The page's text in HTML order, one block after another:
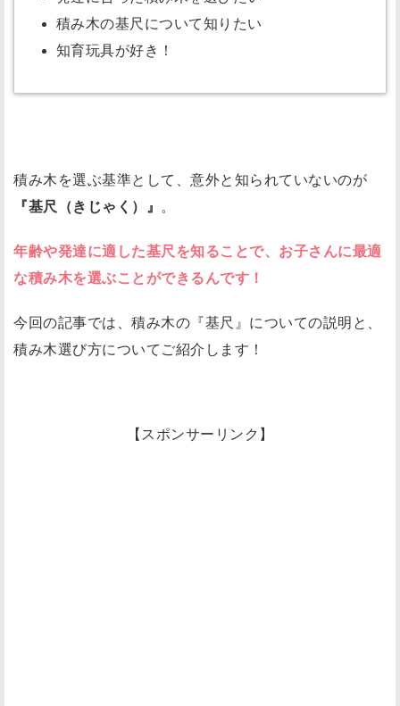
積み木の基尺について知りたい
知育玩具が好き！
積み木を選ぶ基準として、意外と知られていないのが
『基尺（きじゃく）』
。
年齢や発達に適した基尺を知ることで、お子さんに最適
な積み木を選ぶことができるんです！
今回の記事では、積み木の『基尺』についての説明と、
積み木選び方についてご紹介します！
【スポンサーリンク】